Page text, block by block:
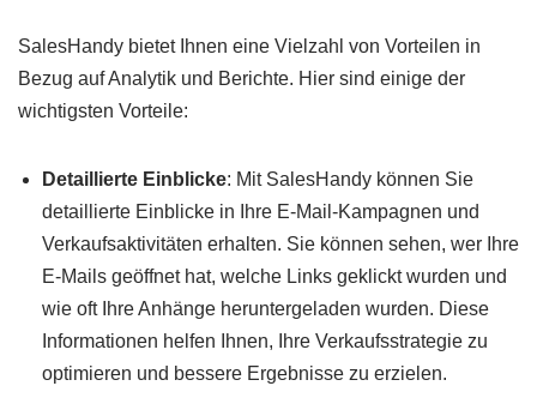
SalesHandy bietet Ihnen eine Vielzahl von Vorteilen in
Bezug auf Analytik und Berichte. Hier sind einige der
wichtigsten Vorteile:
Detaillierte Einblicke: Mit SalesHandy können Sie
detaillierte Einblicke in Ihre E-Mail-Kampagnen und
Verkaufsaktivitäten erhalten. Sie können sehen, wer Ihre
E-Mails geöffnet hat, welche Links geklickt wurden und
wie oft Ihre Anhänge heruntergeladen wurden. Diese
Informationen helfen Ihnen, Ihre Verkaufsstrategie zu
optimieren und bessere Ergebnisse zu erzielen.